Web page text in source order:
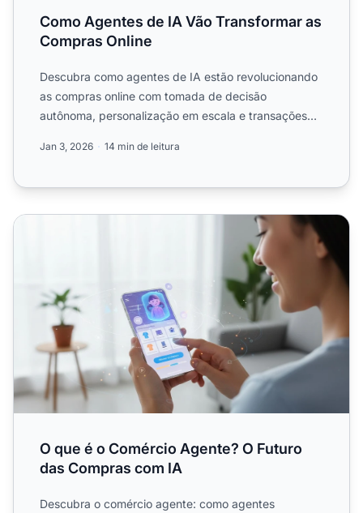
Como Agentes de IA Vão Transformar as
Compras Online
Descubra como agentes de IA estão revolucionando
as compras online com tomada de decisão
autônoma, personalização em escala e transações
Jan 3, 2026 14 min de leitura
O que é o Comércio Agente? O Futuro das Compras com
O que é o Comércio Agente? O Futuro
das Compras com IA
Descubra o comércio agente: como agentes